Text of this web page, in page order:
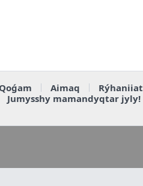
Qoǵam Aimaq Rýhaniiat
Jumysshy mamandyqtar jyly!